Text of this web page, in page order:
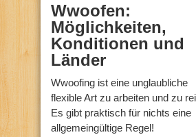
Wwoofen:
Möglichkeiten,
Konditionen und
Länder
Wwoofing ist eine unglaubliche
flexible Art zu arbeiten und zu
Es gibt praktisch für nichts eine
allgemeingültige Regel!